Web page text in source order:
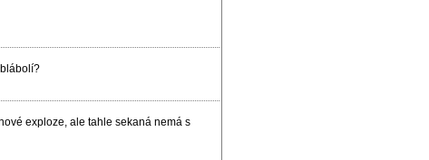
exploze, ale tahle sekaná nemá s